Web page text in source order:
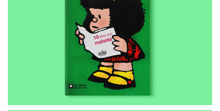
LIBROS ENVIADOS A LAS COMUNIDADES
10 años con Mafalda